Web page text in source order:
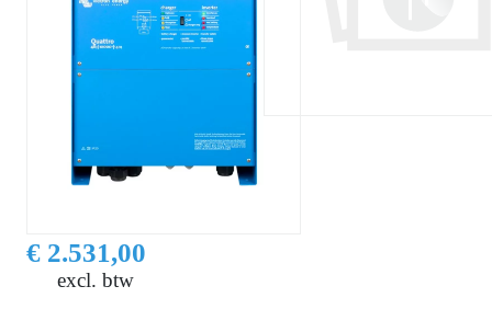
€ 2.531,00
excl. btw